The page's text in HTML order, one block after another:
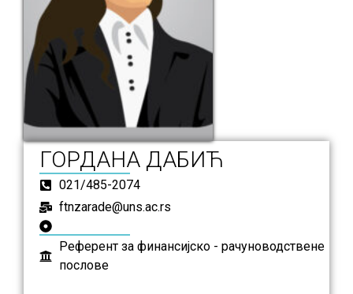
ГОРДАНА ДАБИЋ
021/485-2074
ftnzarade@uns.ac.rs
Референт за финансијско - рачуноводствене
послове